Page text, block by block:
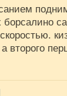
борсалино
второго